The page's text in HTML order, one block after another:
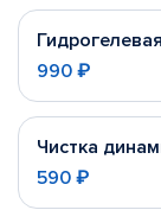
990 ₽
Чистка
590 ₽